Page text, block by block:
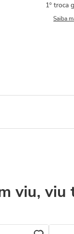
1º troca
Saiba
viu, viu